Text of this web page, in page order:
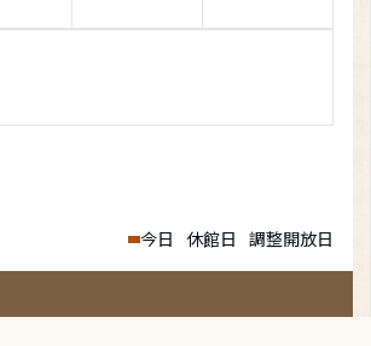
今日 休館日 調整開放日